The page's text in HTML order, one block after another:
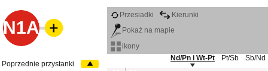
N1A
Przesiadki
Kierunki
Pokaż na mapie
ikony
Nd/Pn i Wt-Pt
Pt/Sb
Sb/Nd
Poprzednie przystanki